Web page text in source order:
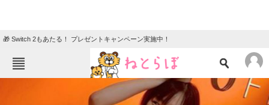
🎁 Switch 2もあたる！ プレゼントキャンペーン実施中！
ニュース